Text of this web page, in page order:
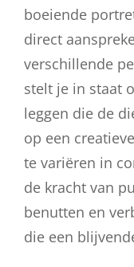
boeiende
direct
verschillende
stelt je in staat
leggen die de
op een
te variëren in
de kracht van
benutten en
die een